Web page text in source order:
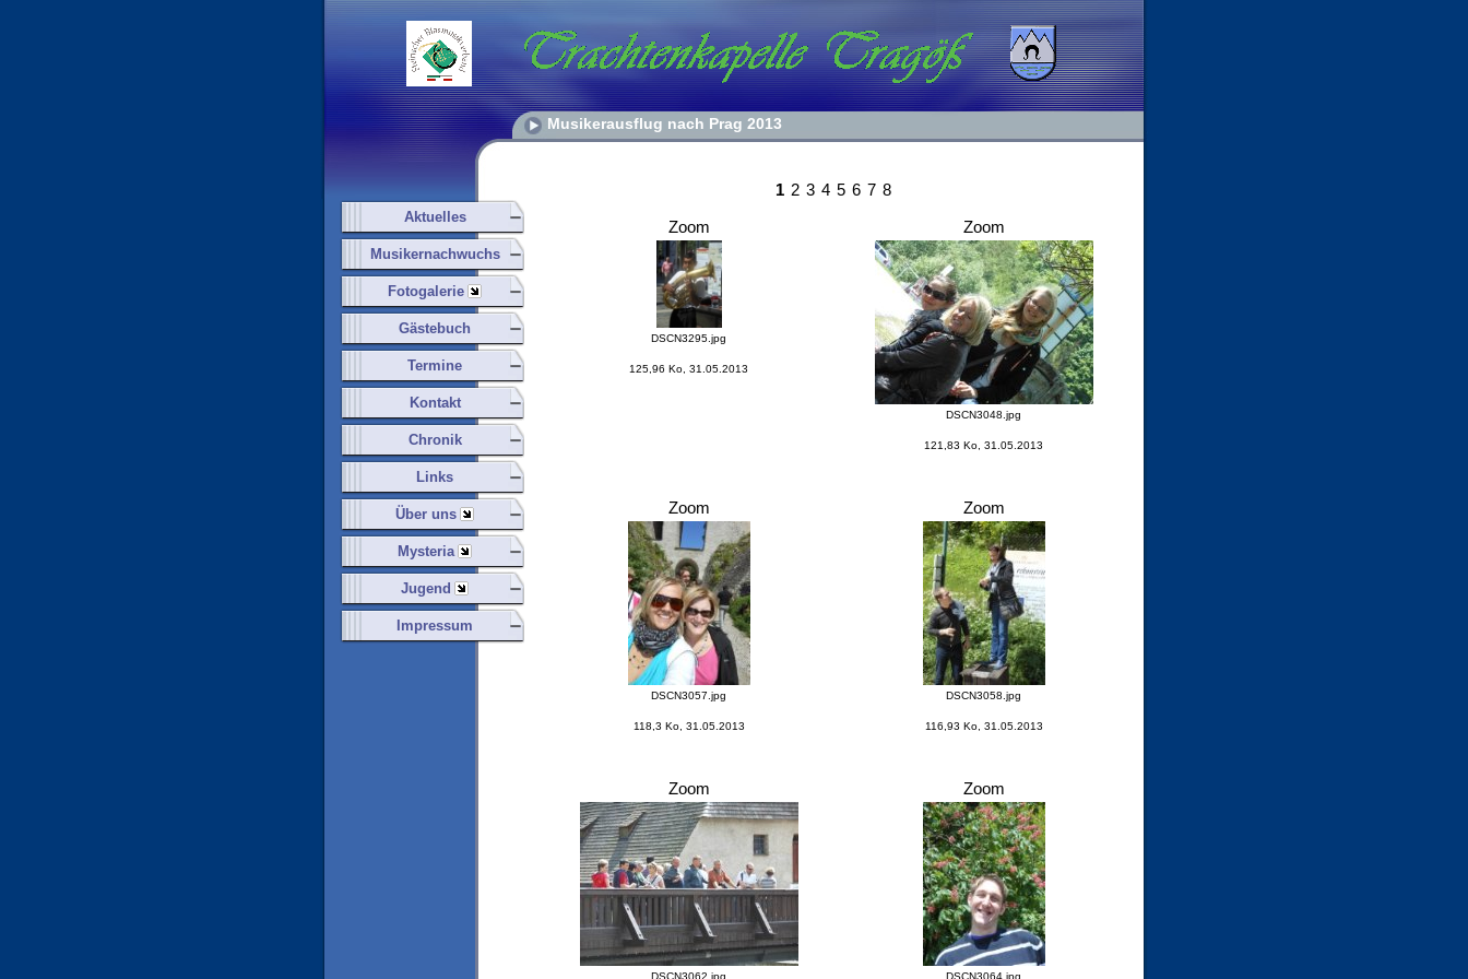
Musikerausflug nach Prag 2013
Aktuelles
Musikernachwuchs
Fotogalerie
Gästebuch
Termine
Kontakt
Chronik
Links
Über uns
Mysteria
Jugend
Impressum
1 2 3 4 5 6 7 8
Zoom
DSCN3295.jpg
125,96 Ko, 31.05.2013
Zoom
DSCN3048.jpg
121,83 Ko, 31.05.2013
Zoom
DSCN3057.jpg
118,3 Ko, 31.05.2013
Zoom
DSCN3058.jpg
116,93 Ko, 31.05.2013
Zoom
DSCN3062.jpg
Zoom
DSCN3064.jpg